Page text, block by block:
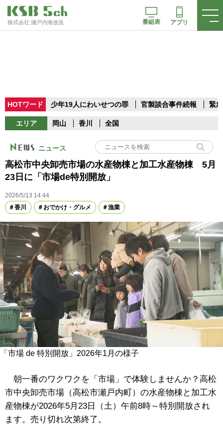
株式会社 瀬戸内海放送 番組表 アプリ
HOTワード 少年19人にわいせつの罪 官製談合事件続報 緊
エリア 岡山 香川 全国
ニュース
高松市中央卸売市場の水産物棟と加工水産物棟 5月
23日に「市場de特別開放」
2026/5/13 14:44
香川
おでかけ・グルメ 漁業
「市場 de 特別開放」2026年1月の様子
朝一番のワクワクを「市場」で体験しませんか？高松
市中央卸売市場（高松市瀬戸内町）の水産物棟と加工水
産物棟が2026年5月23日（土）午前8時～特別開放され
ます。売り切れ次第終了。